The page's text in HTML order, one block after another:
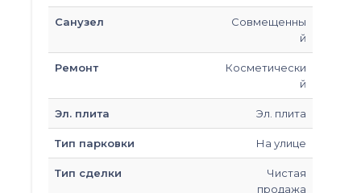
Санузел
Совмещенны
й
Ремонт
Косметически
й
Эл. плита Эл. плита
Тип парковки На улице
Тип сделки
Чистая
продажа